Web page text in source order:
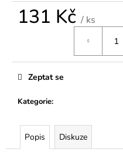
131 Kč / ks
Kategorie:
Zeptat se
Popis Diskuze
D
o
u
m